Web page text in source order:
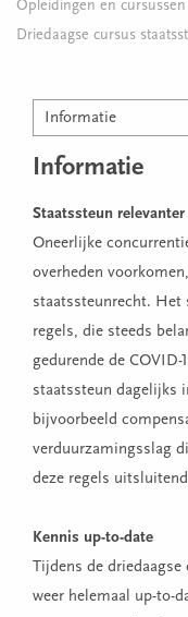
Opleidingen en cursussen
Driedaagse cursus
Informatie
Informatie
Staatssteun
Oneerlijke
overheden
staatssteunrecht. Het
regels, die steeds
gedurende de
staatssteun dagelijks
bijvoorbeeld
verduurzamingsslag
deze regels
Kennis up-to-date
Tijdens de
weer helemaal up-to-